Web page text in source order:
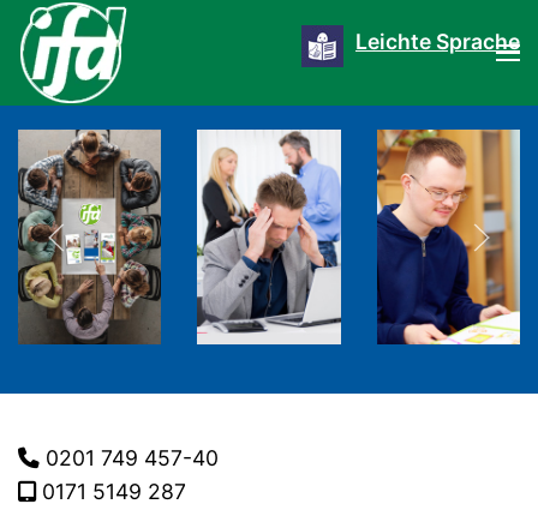
Leichte Sprache
0201 749 457-40
0171 5149 287